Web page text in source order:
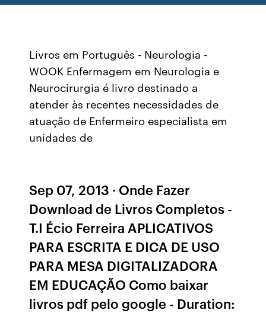
Livros em Português - Neurologia -
WOOK Enfermagem em Neurologia e
Neurocirurgia é livro destinado a
atender às recentes necessidades de
atuação de Enfermeiro especialista em
unidades de
Sep 07, 2013 · Onde Fazer
Download de Livros Completos -
T.I Écio Ferreira APLICATIVOS
PARA ESCRITA E DICA DE USO
PARA MESA DIGITALIZADORA
EM EDUCAÇÃO Como baixar
livros pdf pelo google - Duration: